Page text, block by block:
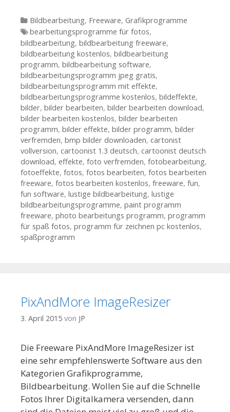
Kategorien
Bildbearbeitung, Freeware, Grafikprogramme
Tags
bearbeitungsprogramme für fotos,
bildbearbeitung, bildbearbeitung freeware,
bildbearbeitung kostenlos, bildbearbeitung
programm, bildbearbeitung software,
bildbearbeitungsprogramm jpeg gratis,
bildbearbeitungsprogramm mit effekte,
bildbearbeitungsprogramme kostenlos, bildeffekte,
bilder, bilder bearbeiten, bilder bearbeiten download,
bilder bearbeiten kostenlos, bilder bearbeiten
programm, bilder effekte, bilder programm, bilder
verfremden, bmp bilder downloaden, cartonist
vollversion, cartoonist 1.3 deutsch, cartoonist deutsch
download, effekte, foto verfremden, fotobearbeitung,
fotoeffekte, fotos, fotos bearbeiten, fotos bearbeiten
freeware, fotos bearbeiten kostenlos, freeware, fun,
fun software, lustige bildbearbeitung, lustige
bildbearbeitungsprogramme, paint programm
freeware, photo bearbeitungs programm, programm
für spaß fotos, programm für zeichnen pc kostenlos,
spaßprogramm
PixAndMore ImageResizer
3. April 2015 von JP
Die Freeware PixAndMore ImageResizer ist
eine sehr empfehlenswerte Software aus den
Kategorien Grafikprogramme,
Bildbearbeitung. Wollen Sie auf die Schnelle
Fotos Ihrer Digitalkamera versenden, dann